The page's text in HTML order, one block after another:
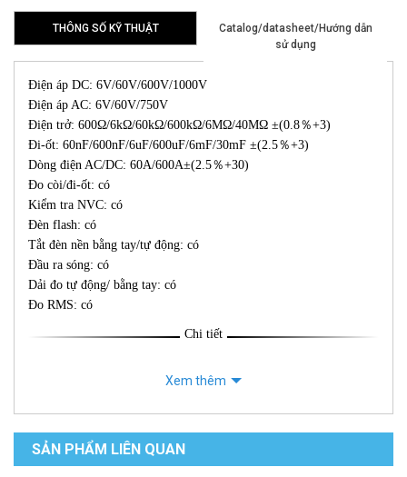
THÔNG SỐ KỸ THUẬT
Catalog/datasheet/Hướng dẫn
sử dụng
Điện áp DC: 6V/60V/600V/1000V
Điện áp AC: 6V/60V/750V
Điện trở: 600Ω/6kΩ/60kΩ/600kΩ/6MΩ/40MΩ ±(0.8％+3)
Đi-ốt: 60nF/600nF/6uF/600uF/6mF/30mF ±(2.5％+3)
Dòng điện AC/DC: 60A/600A±(2.5％+30)
Đo còi/đi-ốt: có
Kiểm tra NVC: có
Đèn flash: có
Tắt đèn nền bằng tay/tự động: có
Đầu ra sóng: có
Dải đo tự động/ bằng tay: có
Đo RMS: có
Chi tiết
Xem thêm
SẢN PHẨM LIÊN QUAN